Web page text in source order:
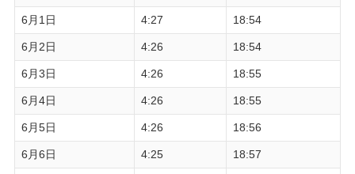
6月1日 4:27 18:54
6月2日 4:26 18:54
6月3日 4:26 18:55
6月4日 4:26 18:55
6月5日 4:26 18:56
6月6日 4:25 18:57